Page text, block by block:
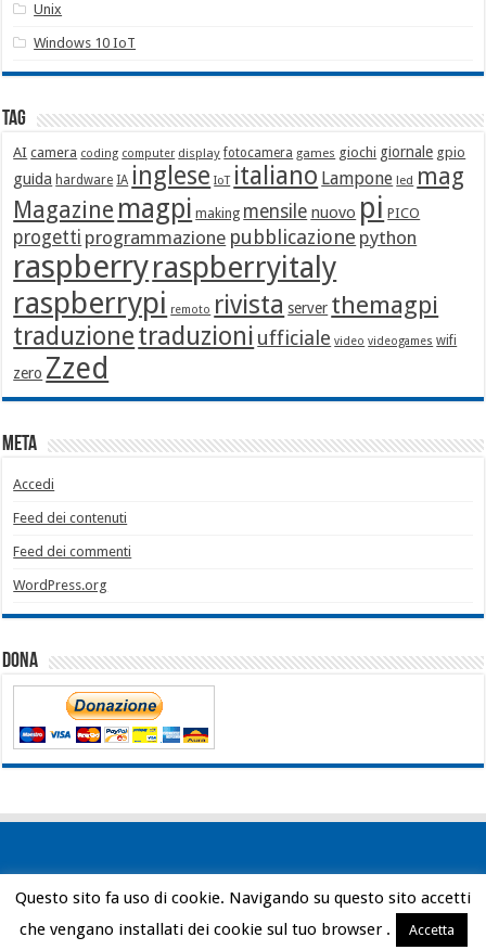
Unix
Windows 10 IoT
Tag
AI camera coding computer display fotocamera games giochi giornale gpio
guida hardware IA inglese IoT italiano Lampone led mag
Magazine magpi making mensile nuovo pi PICO
progetti programmazione pubblicazione python
raspberryraspberryitaly
raspberrypi remoto rivista server themagpi
traduzionetraduzioni ufficiale video videogames wifi
zero Zzed
Meta
Accedi
Feed dei contenuti
Feed dei commenti
WordPress.org
Dona
Powered by WordPress| Designed by Bob Vann
Questo sito fa uso di cookie. Navigando su questo sito accetti
che vengano installati dei cookie sul tuo browser .
Accetta